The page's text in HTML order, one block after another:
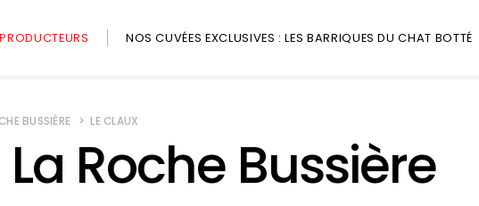
NOS CUVÉES EXCLUSIVES : LES BARRIQUES DU CHAT BOTTÉ
BUSSIÈRE LE CLAUX
Roche Bussière